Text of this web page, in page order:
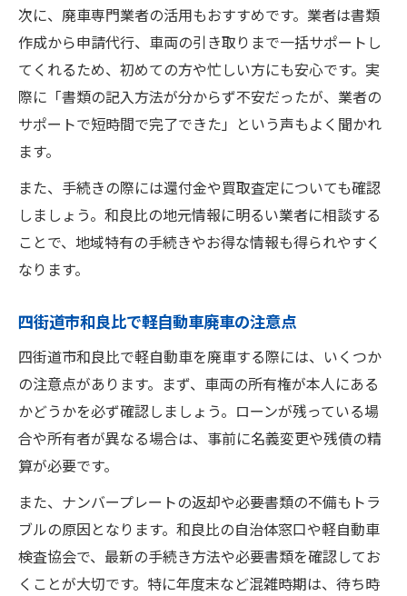
次に、廃車専門業者の活用もおすすめです。業者は書類
作成から申請代行、車両の引き取りまで一括サポートし
てくれるため、初めての方や忙しい方にも安心です。実
際に「書類の記入方法が分からず不安だったが、業者の
サポートで短時間で完了できた」という声もよく聞かれ
ます。
また、手続きの際には還付金や買取査定についても確認
しましょう。和良比の地元情報に明るい業者に相談する
ことで、地域特有の手続きやお得な情報も得られやすく
なります。
四街道市和良比で軽自動車廃車の注意点
四街道市和良比で軽自動車を廃車する際には、いくつか
の注意点があります。まず、車両の所有権が本人にある
かどうかを必ず確認しましょう。ローンが残っている場
合や所有者が異なる場合は、事前に名義変更や残債の精
算が必要です。
また、ナンバープレートの返却や必要書類の不備もトラ
ブルの原因となります。和良比の自治体窓口や軽自動車
検査協会で、最新の手続き方法や必要書類を確認してお
くことが大切です。特に年度末など混雑時期は、待ち時